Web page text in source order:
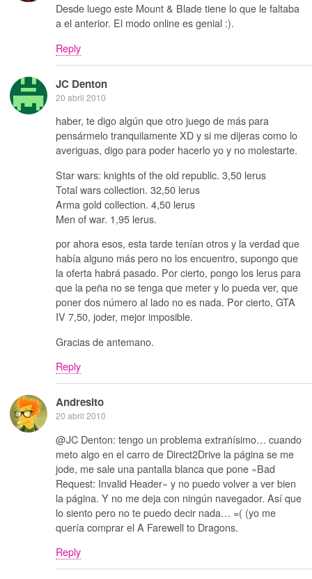
Desde luego este Mount & Blade tiene lo que le faltaba
a el anterior. El modo online es genial :).
Reply
JC Denton
20 abril 2010
haber, te digo algún que otro juego de más para
pensármelo tranquilamente XD y si me dijeras como lo
averiguas, digo para poder hacerlo yo y no molestarte.
Star wars: knights of the old republic. 3,50 lerus
Total wars collection. 32,50 lerus
Arma gold collection. 4,50 lerus
Men of war. 1,95 lerus.
por ahora esos, esta tarde tenían otros y la verdad que
había alguno más pero no los encuentro, supongo que
la oferta habrá pasado. Por cierto, pongo los lerus para
que la peña no se tenga que meter y lo pueda ver, que
poner dos número al lado no es nada. Por cierto, GTA
IV 7,50, joder, mejor imposible.
Gracias de antemano.
Reply
Andresito
20 abril 2010
@JC Denton: tengo un problema extrañísimo… cuando
meto algo en el carro de Direct2Drive la página se me
jode, me sale una pantalla blanca que pone «Bad
Request: Invalid Header» y no puedo volver a ver bien
la página. Y no me deja con ningún navegador. Así que
lo siento pero no te puedo decir nada… =( (yo me
quería comprar el A Farewell to Dragons.
Reply